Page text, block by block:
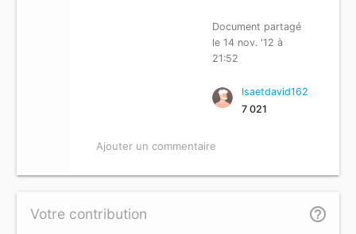
Document partagé
le 14 nov. '12 à
21:52
Isaetdavid162
7 021
Ajouter un commentaire
Votre contribution help_outline